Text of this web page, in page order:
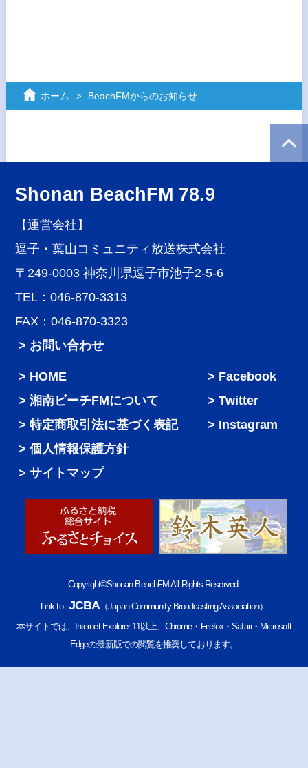
ホーム BeachFMからのお知らせ
Shonan BeachFM 78.9
【運営会社】
逗子・葉山コミュニティ放送株式会社
〒249-0003 神奈川県逗子市池子2-5-6
TEL：046-870-3313
FAX：046-870-3323
> お問い合わせ
HOME
湘南ビーチFMについて
特定商取引法に基づく表記
個人情報保護方針
サイトマップ
Facebook
Twitter
Instagram
Copyright©Shonan BeachFM All Rights Reserved.
Link to JCBA（Japan Community Broadcasting Association）
本サイトでは、Internet Explorer 11以上、Chrome・Firefox・Safari・Microsoft
Edgeの最新版での閲覧を推奨しております。